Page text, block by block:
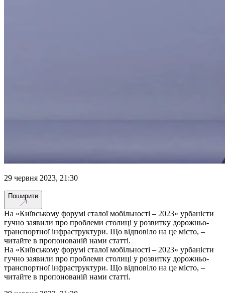
29 червня 2023, 21:30
Поширити
На «Київському форумі сталої мобільності – 2023» урбаністи
гучно заявили про проблеми столиці у розвитку дорожньо-
транспортної інфраструктури. Що відповіло на це місто, –
читайте в пропонованій нами статті.
На «Київському форумі сталої мобільності – 2023» урбаністи
гучно заявили про проблеми столиці у розвитку дорожньо-
транспортної інфраструктури. Що відповіло на це місто, –
читайте в пропонованій нами статті.